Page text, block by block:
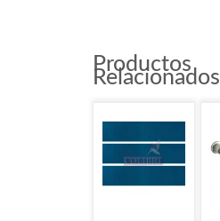
Productos
Relacionados